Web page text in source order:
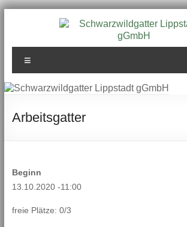
Schwarzwildgatter
Lippstadt gGmbH
Arbeitsgatter
Beginn
13.10.2020 -11:00
freie Plätze: 0/3